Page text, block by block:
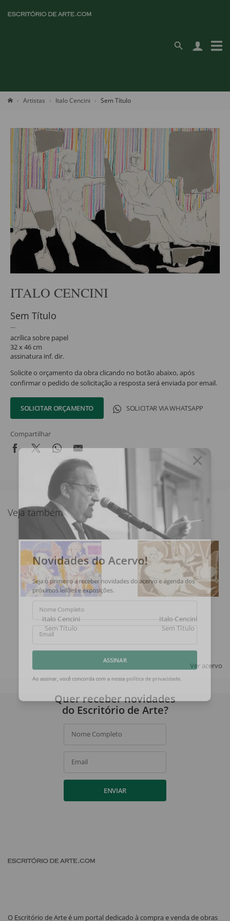
Artistas Italo Cencini Sem Título
ITALO CENCINI
Sem Título
acrílica sobre papel
32 x 46 cm
assinatura inf. dir.
Solicite o orçamento da obra clicando no botão abaixo, após
confirmar o pedido de solicitação a resposta será enviada por email.
SOLICITAR ORÇAMENTO SOLICITAR VIA WHATSAPP
Compartilhar
Veja também
Italo Cencini
Sem Título
Italo Cencini
Sem Título
Ver acervo
Novidades do Acervo!
Seja o primeiro a receber novidades do acervo e agenda dos
próximos leilões e exposições.
Nome Completo
ASSINAR
Quer receber novidades
do Escritório de Arte?
Nome Completo
Email
ENVIAR
O Escritório de Arte é um portal dedicado à compra e venda de obras